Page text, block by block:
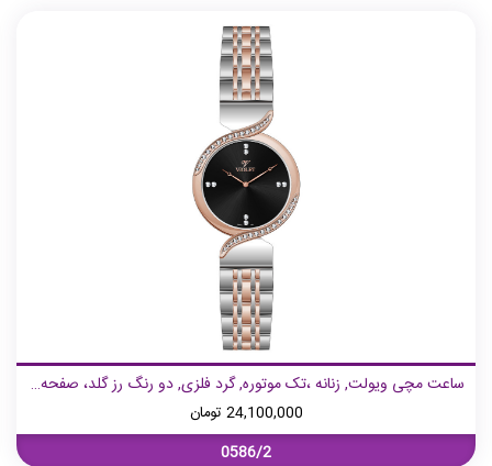
ساعت مچی ویولت, زنانه ،تک موتوره, گرد فلزی, دو رنگ رز گلد، صفحه مشکی
24,100,000 تومان
0586/2